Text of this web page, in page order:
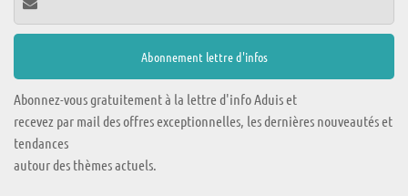
Abonnez-vous gratuitement à la lettre d'info Aduis et
recevez par mail des offres exceptionnelles, les dernières nouveautés et
tendances
autour des thèmes actuels.